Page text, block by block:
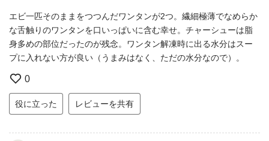
エビ一匹そのままをつつんだワンタンが2つ。繊細極薄でなめらか
な舌触りのワンタンを口いっぱいに含む幸せ。チャーシューは脂
身多めの部位だったのが残念。ワンタン解凍時に出る水分はスー
プに入れない方が良い（うまみはなく、ただの水分なので）。
0
役に立った レビューを共有